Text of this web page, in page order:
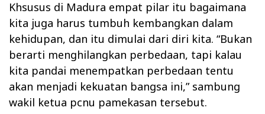
Khsusus di Madura empat pilar itu bagaimana
kita juga harus tumbuh kembangkan dalam
kehidupan, dan itu dimulai dari diri kita. “Bukan
berarti menghilangkan perbedaan, tapi kalau
kita pandai menempatkan perbedaan tentu
akan menjadi kekuatan bangsa ini,” sambung
wakil ketua pcnu pamekasan tersebut.